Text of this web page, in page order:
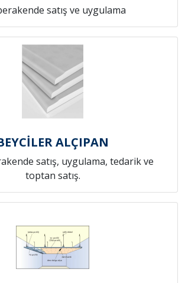
satış ve uygulama
ALÇIPAN
satış, uygulama, tedarik ve
toptan satış.